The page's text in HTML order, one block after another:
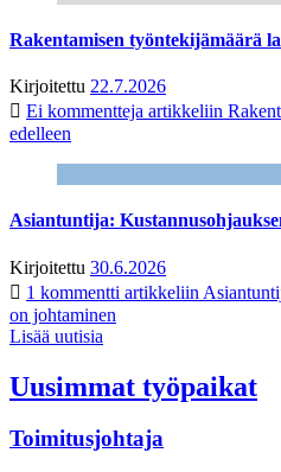
Rakentamisen työntekijämäärä
Kirjoitettu 22.7.2026
Ei kommentteja artikkeliin
edelleen
Asiantuntija:
Kirjoitettu 30.6.2026
1 kommentti artikkeliin
on johtaminen
Lisää uutisia
Uusimmat työpaikat
Toimitusjohtaja